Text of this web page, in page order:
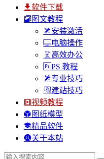
软件下载
图文教程
安装激活
电脑操作
高效办公
PS 教程
专业技巧
建站技巧
视频教程
图纸模型
精品软件
关于本站